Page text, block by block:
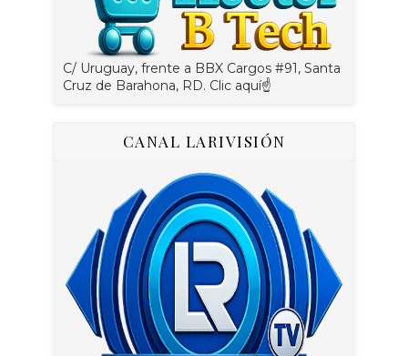
C/ Uruguay, frente a BBX Cargos #91, Santa
Cruz de Barahona, RD. Clic aquí☝
CANAL LARIVISIÓN